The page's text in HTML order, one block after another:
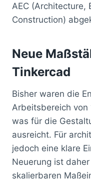
AEC (Architecture,
Construction)
Neue
Tinkercad
Bisher waren die
Arbeitsbereich
was für die
ausreicht. Für
jedoch eine klare
Neuerung ist
skalierbaren